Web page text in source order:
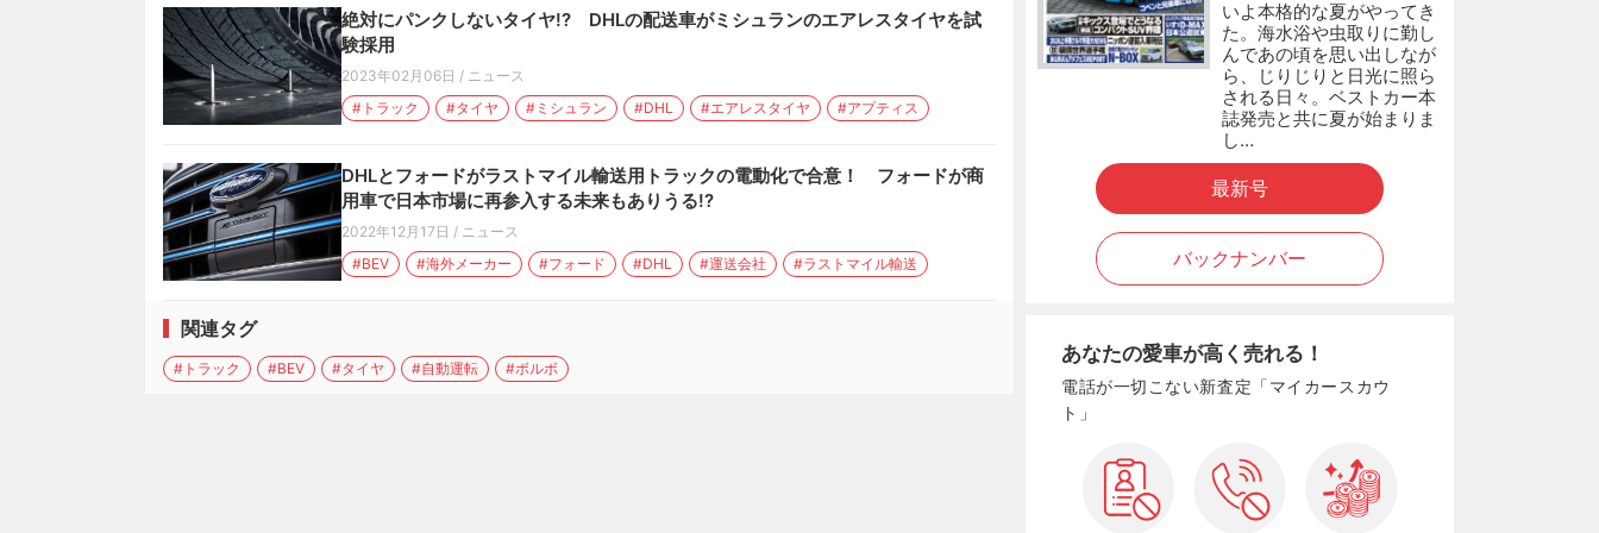
絶対にパンクしないタイヤ!? DHLの配送車がミシュランのエアレスタイヤを試
験採用
2023年02月06日 / ニュース
#トラック
#タイヤ #ミシュラン #DHL #エアレスタイヤ #アプティス
DHLとフォードがラストマイル輸送用トラックの電動化で合意！ フォードが商
用車で日本市場に再参入する未来もありうる!?
2022年12月17日 / ニュース
#BEV
#海外メーカー #フォード #DHL #運送会社 #ラストマイル輸送
関連タグ
#トラック #BEV #タイヤ #自動運転 #ボルボ
いよ本格的な夏がやってき
た。海水浴や虫取りに勤し
んであの頃を思い出しなが
ら、じりじりと日光に照ら
される日々。ベストカー本
誌発売と共に夏が始まりま
し…
最新号
バックナンバー
あなたの愛車が高く売れる！
電話が一切こない新査定「マイカースカウ
ト」